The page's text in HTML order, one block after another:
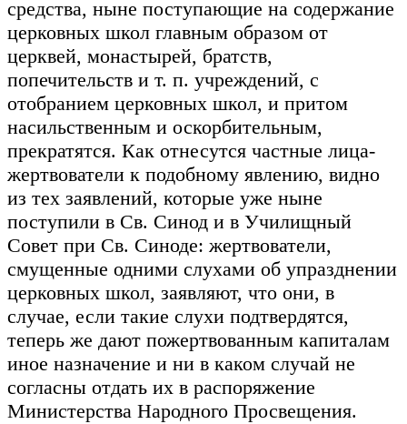
средства, ныне поступающие на содержание
церковных школ главным образом от
церквей, монастырей, братств,
попечительств и т. п. учреждений, с
отобранием церковных школ, и притом
насильственным и оскорбительным,
прекратятся. Как отнесутся частные лица-
жертвователи к подобному явлению, видно
из тех заявлений, которые уже ныне
поступили в Св. Синод и в Училищный
Совет при Св. Синоде: жертвователи,
смущенные одними слухами об упразднении
церковных школ, заявляют, что они, в
случае, если такие слухи подтвердятся,
теперь же дают пожертвованным капиталам
иное назначение и ни в каком случай не
согласны отдать их в распоряжение
Министерства Народного Просвещения.